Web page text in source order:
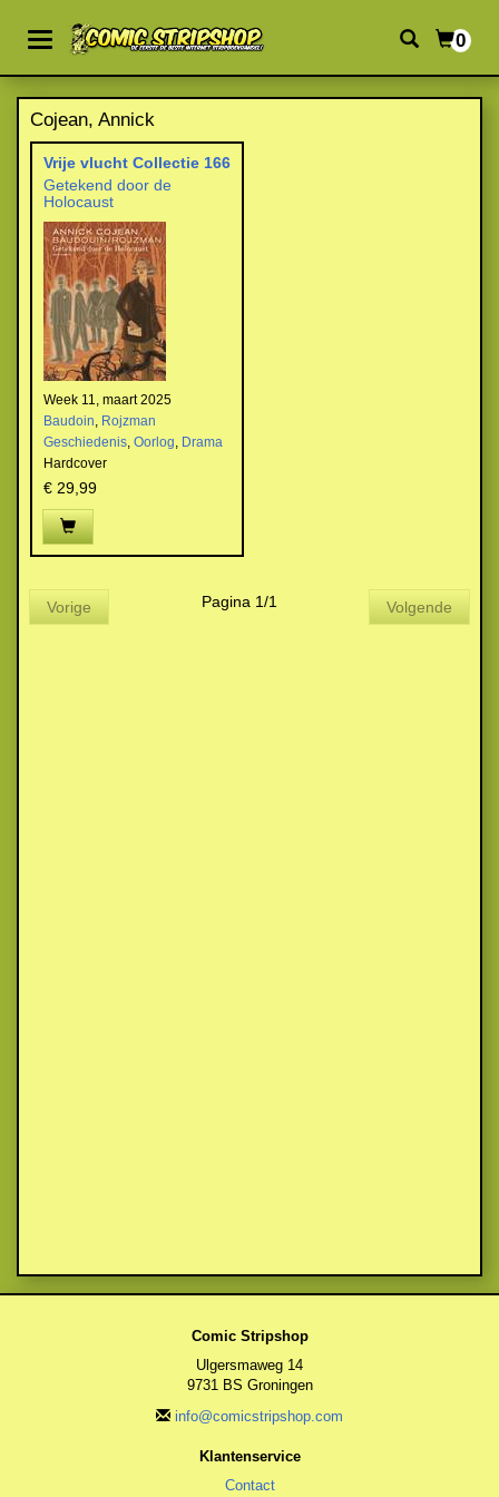
0
Cojean, Annick
Vrije vlucht Collectie 166
Getekend door de
Holocaust
Week 11, maart 2025
Baudoin, Rojzman
Geschiedenis, Oorlog, Drama
Hardcover
€ 29,99
Vorige Pagina 1/1 Volgende
Comic Stripshop
Ulgersmaweg 14
9731 BS Groningen
info@comicstripshop.com
Klantenservice
Contact